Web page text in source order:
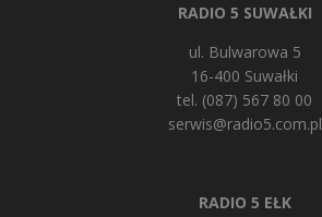
RADIO 5 SUWAŁKI
ul. Bulwarowa 5
16-400 Suwałki
tel. (087) 567 80 00
serwis@radio5.com.pl
RADIO 5 EŁK